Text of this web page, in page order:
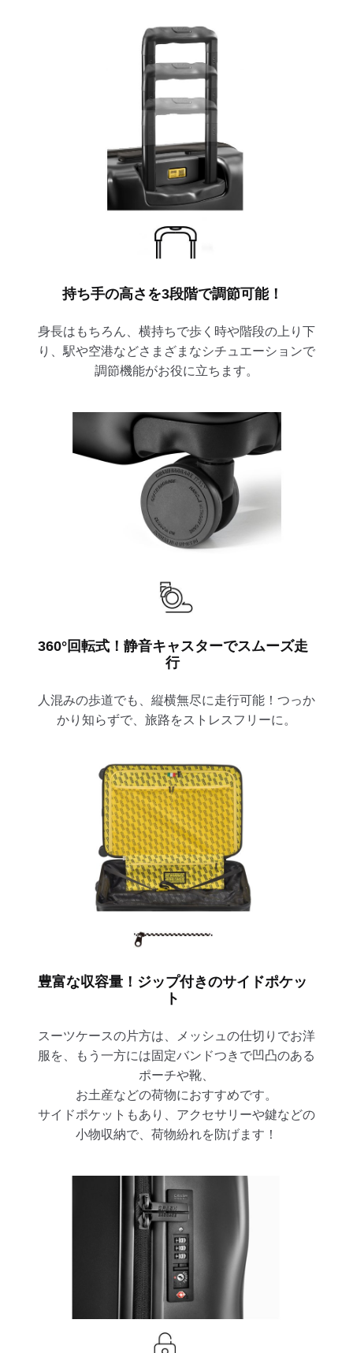
持ち手の高さを3段階で調節可能！
身長はもちろん、横持ちで歩く時や階段の上り下
り、駅や空港などさまざまなシチュエーションで
調節機能がお役に立ちます。
360°回転式！静音キャスターでスムーズ走
行
人混みの歩道でも、縦横無尽に走行可能！つっか
かり知らずで、旅路をストレスフリーに。
豊富な収容量！ジップ付きのサイドポケッ
ト
スーツケースの片方は、メッシュの仕切りでお洋
服を、もう一方には固定バンドつきで凹凸のある
ポーチや靴、
お土産などの荷物におすすめです。
サイドポケットもあり、アクセサリーや鍵などの
小物収納で、荷物紛れを防げます！